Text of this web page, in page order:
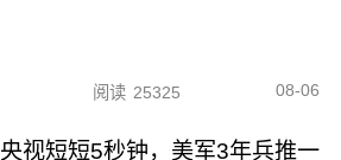
阅读 25325 08-06
央视短短5秒钟，美军3年兵推一